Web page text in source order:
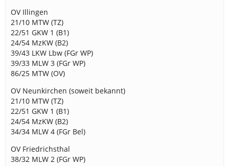
OV Illingen
21/10 MTW (TZ)
22/51 GKW 1 (B1)
24/54 MzKW (B2)
39/43 LKW Lbw (FGr WP)
39/33 MLW 3 (FGr WP)
86/25 MTW (OV)
OV Neunkirchen (soweit bekannt)
21/10 MTW (TZ)
22/51 GKW 1 (B1)
24/54 MzKW (B2)
34/34 MLW 4 (FGr Bel)
OV Friedrichsthal
38/32 MLW 2 (FGr WP)